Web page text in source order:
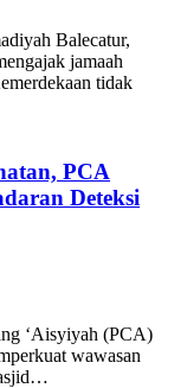
Balecatur,
jamaah
tidak
PCA
Deteksi
‘Aisyiyah (PCA)
wawasan